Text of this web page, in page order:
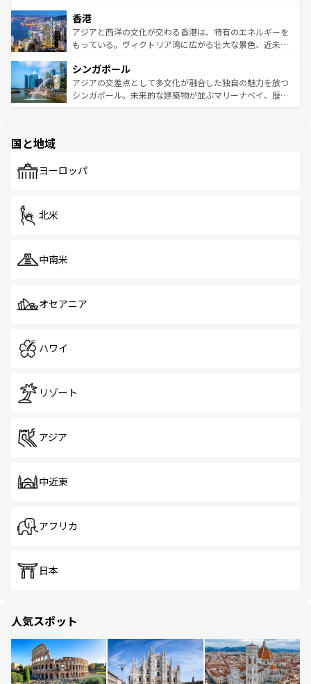
とつ。フォーやバインミー、ベトナムコーヒーなどは、ぜ
ひ現地で味わいたい。どの地域を訪れてもあたたかい人々
が旅行者を迎えてくれるので、きっと忘れられない旅にな
参照してほしい。
の活気が交差している。北部ではチェンマイなどの山岳地
帯で自然と触れ合い、南部ではプーケットやクラビの美し
いビーチでリゾート気分を楽しむことができる。タイ料理
激する。気候は一年中温暖で、どの季節にも異なる楽しみ
が待っている。親しみやすいタイの人々、仏教を中心とし
た文化、そして多様な観光資源が、訪れる旅人を魅了し続
香港
アジアと西洋の文化が交わる香港は、特有のエネルギーを
もっている。ヴィクトリア湾に広がる壮大な景色、近未来
み、どこを訪れても感動するはず。観光スポットが密集し
ており、効率よく見どころを回れるのも魅力。息をのむよ
うな絶景から文化的な体験まで、香港を存分に楽しみ尽く
シンガポール
アジアの交差点として多文化が融合した独自の魅力を放つ
シンガポール。未来的な建築物が並ぶマリーナベイ、歴史
で、ホーカーズは地元の風情を楽しめる外せないスポット
国と地域
ヨーロッパ
北米
中南米
オセアニア
ハワイ
リゾート
アジア
中近東
アフリカ
日本
人気スポット